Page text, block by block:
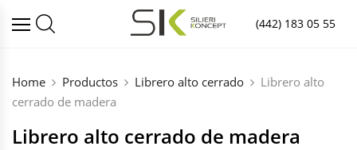
(442) 183 05 55
Home Productos Librero alto cerrado
Librero alto
cerrado de madera
Librero alto cerrado de madera